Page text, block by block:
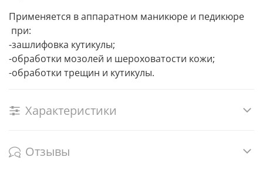
Применяется в аппаратном маникюре и педикюре
при:
-зашлифовка кутикулы;
-обработки мозолей и шероховатости кожи;
-обработки трещин и кутикулы.
Характеристики
Отзывы